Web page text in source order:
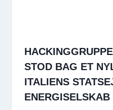
STOD BAG ET
ITALIENS
ENERGISELSKAB